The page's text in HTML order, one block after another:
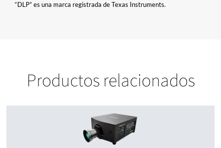
“DLP” es una marca registrada de Texas Instruments.
Productos relacionados